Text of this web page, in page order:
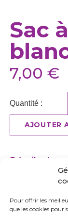
Pour offrir les
que les cookies pour
Sac
7,00 €
Quantité :
AJOUTER
Détails du
Sac à dos léger
maintenir le sac
Matière : polyester
Dimension :